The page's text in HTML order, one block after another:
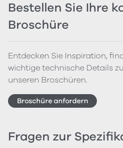
Bestellen Sie Ihre
Broschüre
Entdecken Sie Inspiration,
wichtige technische Details
unseren Broschüren.
Broschüre anfordern
Fragen zur